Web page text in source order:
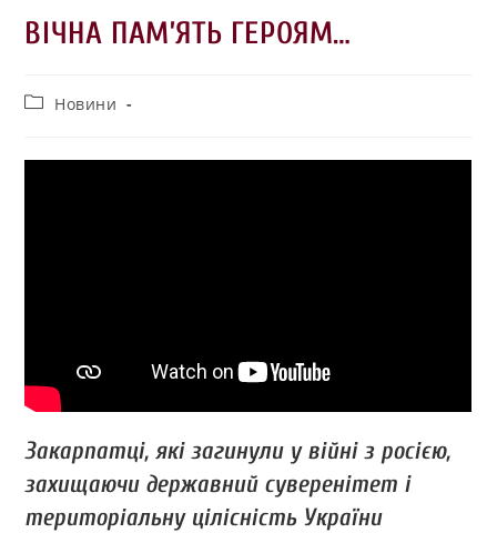
ВІЧНА ПАМ’ЯТЬ ГЕРОЯМ…
Новини
Закарпатці, які загинули у війні з росією,
захищаючи державний суверенітет і
територіальну цілісність України